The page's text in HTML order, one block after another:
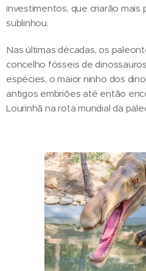
investimentos, que criarão mais
sublinhou.
Nas últimas décadas, os
concelho fósseis de
espécies, o maior ninho dos
antigos embriões até então
Lourinhã na rota mundial da